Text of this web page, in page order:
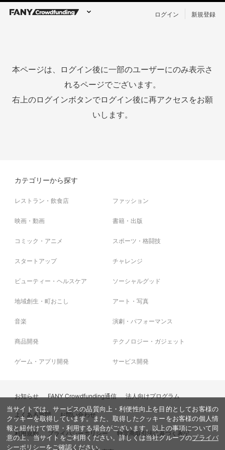
ログイン 新規登録
本ページは、ログイン後に一部のユーザーにのみ表示さ
れるページでございます。
右上のログインボタンでログイン後に再アクセスをお願
いします。
カテゴリーから探す
レストラン・飲食店 ファッション
映画・動画 書籍・出版
コミック・アニメ スポーツ・格闘技
スタートアップ チャレンジ
ビューティー・ヘルスケア ソーシャルグッド
地域創生・町おこし アート・写真
音楽 演劇・パフォーマンス
商品開発 テクノロジー・ガジェット
ゲーム・アプリ開発 サービス開発
お知らせ FANY Crowdfunding通信 法人向けプログラム
よくある質問 お問い合わせ
利用規約 プライバシーポリシー 特定商取引法に基づく表記
当サイトでは、サービスの品質向上・利便性向上を目的としてお客様の
クッキーを取得しています。また、取得したクッキーをお客様の個人情
報と紐付けて管理・利用する場合がございます。以上の事項について同
意の上、当サイトをご利用ください。詳しくは当社グループのプライバ
シーポリシーをご確認ください。